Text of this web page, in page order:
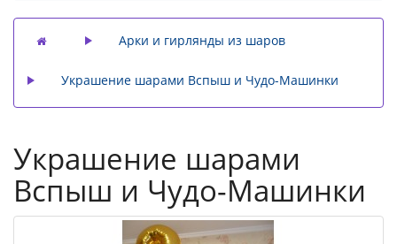
Арки и гирлянды из шаров
Украшение шарами Вспыш и Чудо-Машинки
Украшение шарами
Вспыш и Чудо-Машинки